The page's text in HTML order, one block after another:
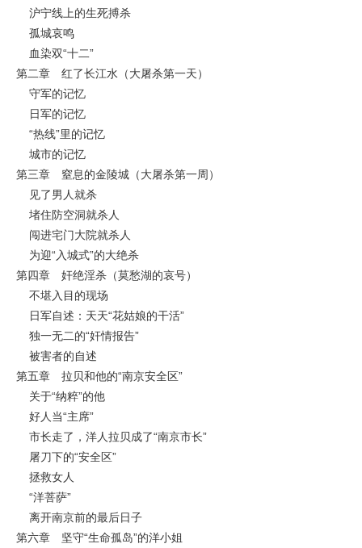
沪宁线上的生死搏杀
孤城哀鸣
血染双“十二”
第二章 红了长江水（大屠杀第一天）
守军的记忆
日军的记忆
“热线”里的记忆
城市的记忆
第三章 窒息的金陵城（大屠杀第一周）
见了男人就杀
堵住防空洞就杀人
闯进宅门大院就杀人
为迎“入城式”的大绝杀
第四章 奸绝淫杀（莫愁湖的哀号）
不堪入目的现场
日军自述：天天“花姑娘的干活”
独一无二的“奸情报告”
被害者的自述
第五章 拉贝和他的“南京安全区”
关于“纳粹”的他
好人当“主席”
市长走了，洋人拉贝成了“南京市长”
屠刀下的“安全区”
拯救女人
“洋菩萨”
离开南京前的最后日子
第六章 坚守“生命孤岛”的洋小姐